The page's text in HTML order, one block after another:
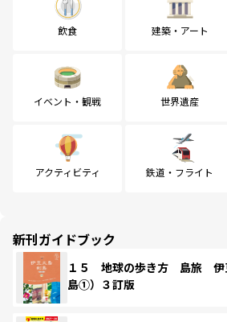
飲食 建築・アート
イベント・観戦 世界遺産
アクティビティ 鉄道・フライト
新刊ガイドブック
１５ 地球の歩き方 島旅 伊
島①）３訂版